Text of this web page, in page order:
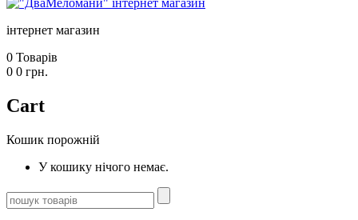
інтернет магазин
0 Товарів
0 0 грн.
Cart
Кошик порожній
У кошику нічого немає.